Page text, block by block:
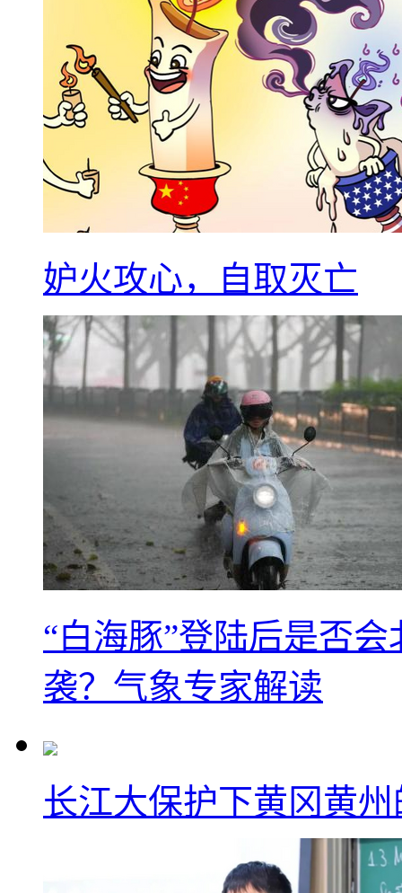
妒火攻心，自取灭亡
“白海豚”登陆后是否
袭？气象专家解读
长江大保护下黄冈黄